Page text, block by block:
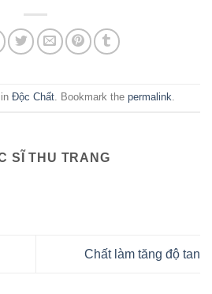
Độc Chất. Bookmark the permalink.
SĨ THU TRANG
Chất làm tăng độ tan